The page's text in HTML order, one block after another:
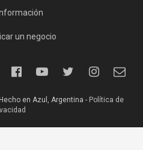
un negocio
en Azul, Argentina - Política de